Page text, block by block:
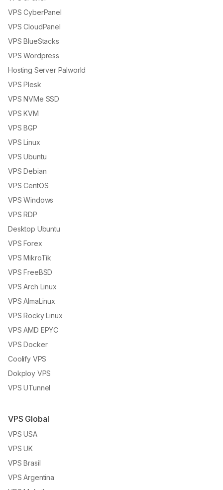
VPS CyberPanel
VPS CloudPanel
VPS BlueStacks
VPS Wordpress
Hosting Server Palworld
VPS Plesk
VPS NVMe SSD
VPS KVM
VPS BGP
VPS Linux
VPS Ubuntu
VPS Debian
VPS CentOS
VPS Windows
VPS RDP
Desktop Ubuntu
VPS Forex
VPS MikroTik
VPS FreeBSD
VPS Arch Linux
VPS AlmaLinux
VPS Rocky Linux
VPS AMD EPYC
VPS Docker
Coolify VPS
Dokploy VPS
VPS UTunnel
VPS Global
VPS USA
VPS UK
VPS Brasil
VPS Argentina